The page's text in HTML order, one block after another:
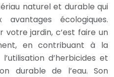
naturel et durable qui
écologiques.
votre jardin, c’est faire un
en contribuant à la
d’herbicides et
durable de l’eau. Son